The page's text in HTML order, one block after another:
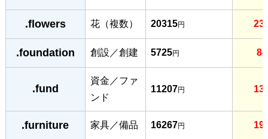
.flowers 花（複数） 20315円
.foundation 創設／創建 5725円
.fund
資金／ファ
ンド
11207円
.furniture 家具／備品 16267円